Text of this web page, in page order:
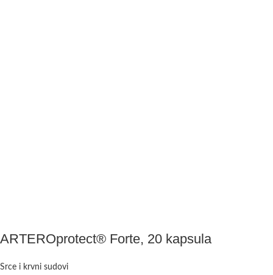
ARTEROprotect® Forte, 20 kapsula
Srce i krvni sudovi